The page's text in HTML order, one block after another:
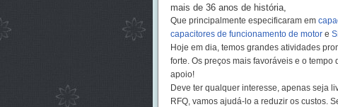
mais de 36 anos de história,
Que principalmente especificaram em
capacitores de funcionamento de motore
Hoje em dia, temos grandes atividades
forte. Os preços mais favoráveis e o tempo
apoio!
Deve ter qualquer interesse, apenas seja
RFQ, vamos ajudá-lo a reduzir os custos.